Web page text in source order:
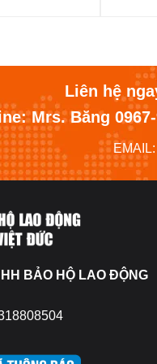
Liên hệ
Mrs. Băng
BẢO HỘ LAO ĐỘNG